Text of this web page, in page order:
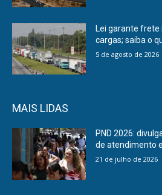
Lei garante frete
cargas; saiba o
5 de agosto de 2026
MAIS LIDAS
PND 2026:
de atendimento
21 de julho de 2026